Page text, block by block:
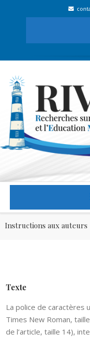
Instructions aux auteurs
Texte
La police de caractères
Times New Roman,
de l’article, taille 14),